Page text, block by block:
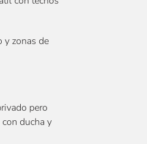
y zonas de
pero
ducha y